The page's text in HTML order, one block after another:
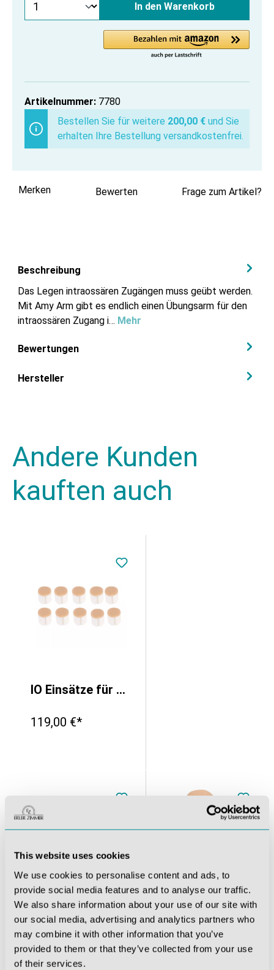
This website uses cookies
We use cookies to personalise content and ads, to
provide social media features and to analyse our traffic.
We also share information about your use of our site with
our social media, advertising and analytics partners who
may combine it with other information that you’ve
provided to them or that they’ve collected from your use
of their services.
In den Warenkorb
Artikelnummer: 7780
Bestellen Sie für weitere 200,00 € und Sie
erhalten Ihre Bestellung versandkostenfrei.
Merken Bewerten Frage zum Artikel?
Beschreibung
Das Legen intraossären Zugängen muss geübt werden.
Mit Amy Arm gibt es endlich einen Übungsarm für den
intraossären Zugang i… Mehr
Bewertungen
Hersteller
Andere Kunden
kauften auch
IO Einsätze für Amy Arm, 10 Stück
119,00 €*
IO Einsätze für Amy Arm, 10 Stück
119,00 €*
Louis Leg - intraossärer Task Trainer
252,28 €*